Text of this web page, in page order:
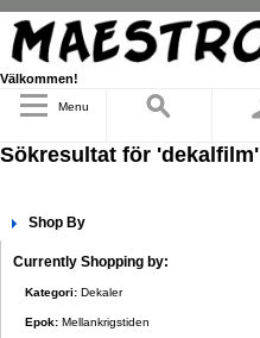
Välkommen!
Menu
Sökresultat för 'dekalfilm'
Shop By
Currently Shopping by:
Kategori: Dekaler
Epok: Mellankrigstiden